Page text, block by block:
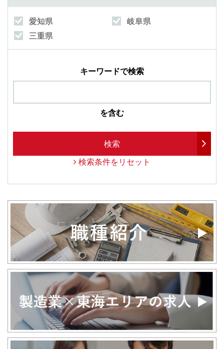
愛知県
岐阜県
三重県
キーワードで検索
を含む
検索
検索条件をリセット